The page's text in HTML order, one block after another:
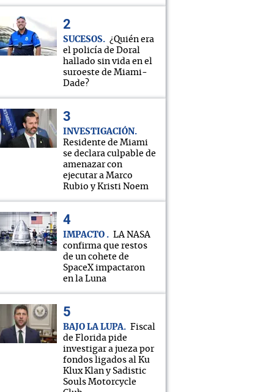
SUCESOS
¿Quién era
el policía de Doral
hallado sin vida en el
suroeste de Miami-
Dade?
INVESTIGACIÓN
Residente de Miami
se declara culpable de
amenazar con
ejecutar a Marco
Rubio y Kristi Noem
IMPACTO
LA NASA
confirma que restos
de un cohete de
SpaceX impactaron
en la Luna
BAJO LA LUPA
Fiscal
de Florida pide
investigar a jueza por
fondos ligados al Ku
Klux Klan y Sadistic
Souls Motorcycle